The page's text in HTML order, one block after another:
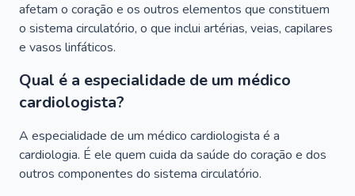
afetam o coração e os outros elementos que constituem
o sistema circulatório, o que inclui artérias, veias, capilares
e vasos linfáticos.
Qual é a especialidade de um médico
cardiologista?
A especialidade de um médico cardiologista é a
cardiologia. É ele quem cuida da saúde do coração e dos
outros componentes do sistema circulatório.